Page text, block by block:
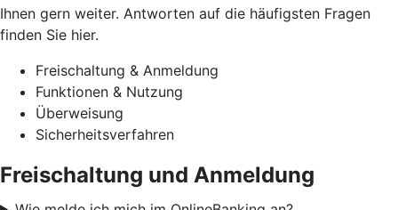
Ihnen gern weiter. Antworten auf die häufigsten Fragen
finden Sie hier.
Freischaltung & Anmeldung
Funktionen & Nutzung
Überweisung
Sicherheitsverfahren
Freischaltung und Anmeldung